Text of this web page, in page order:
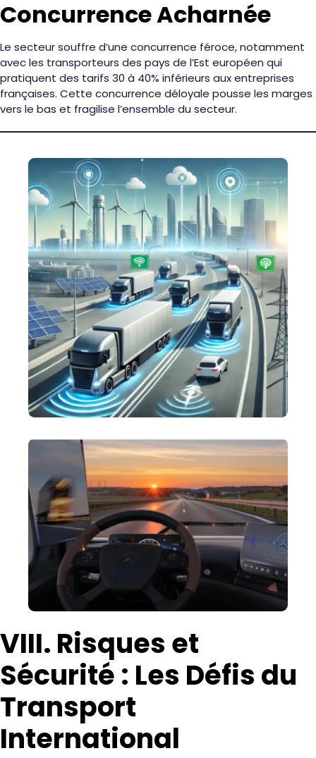
Concurrence Acharnée
Le secteur souffre d’une concurrence féroce, notamment
avec les transporteurs des pays de l’Est européen qui
pratiquent des tarifs 30 à 40% inférieurs aux entreprises
françaises. Cette concurrence déloyale pousse les marges
vers le bas et fragilise l’ensemble du secteur.
VIII. Risques et
Sécurité : Les Défis du
Transport
International